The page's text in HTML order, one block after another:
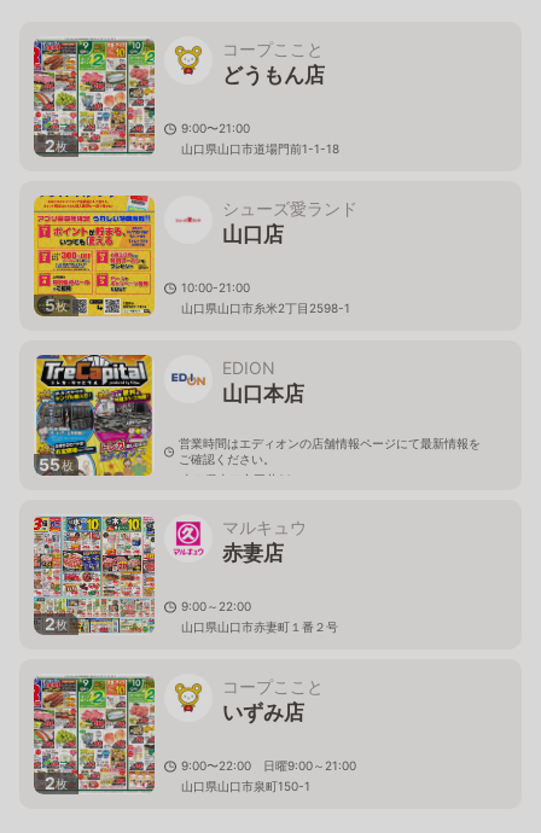
2枚
コープここと
どうもん店
9:00〜21:00
山口県山口市道場門前1-1-18
5枚
シューズ愛ランド
山口店
10:00-21:00
山口県山口市糸米2丁目2598-1
55枚
EDION
山口本店
営業時間はエディオンの店舗情報ページにて最新情報を
ご確認ください。
山口県山口市平井90
2枚
マルキュウ
赤妻店
9:00～22:00
山口県山口市赤妻町１番２号
2枚
コープここと
いずみ店
9:00〜22:00 日曜9:00～21:00
山口県山口市泉町150-1